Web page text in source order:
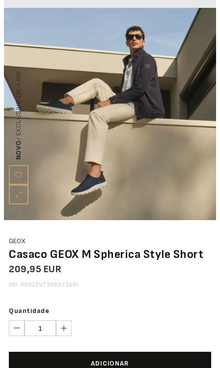
NOVO
/ EXCLUSIVO ON-LINE
GEOX
Casaco GEOX M Spherica Style Short
209,95 EUR
REF. M5522V.T3083.F1624
Quantidade
ADICIONAR